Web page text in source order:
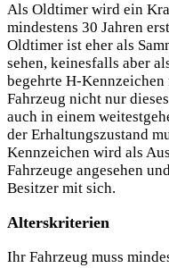
Als Oldtimer wird ein
mindestens 30 Jahren
Oldtimer ist eher als
sehen, keinesfalls aber
begehrte H-
Fahrzeug nicht nur
auch in einem
der Erhaltungszustand
Kennzeichen wird als
Fahrzeuge angesehen
Besitzer mit sich.
Alterskriterien
Ihr Fahrzeug muss